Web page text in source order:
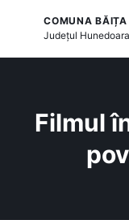
COMUNA BĂIȚA
Județul Hunedoara
Filmul